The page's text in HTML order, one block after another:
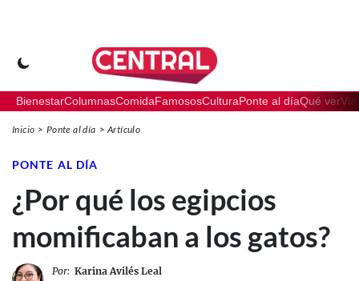
BienestarColumnasComidaFamososCulturaPonte al díaQué ver
Inicio Ponte al día Artículo
PONTE AL DÍA
¿Por qué los egipcios
momificaban a los gatos?
Por: Karina Avilés Leal